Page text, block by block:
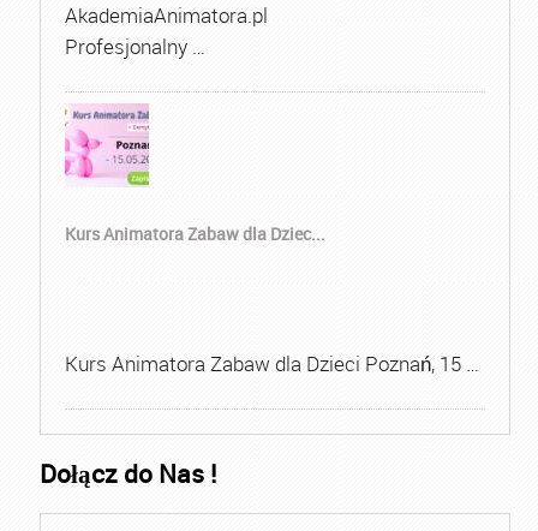
AkademiaAnimatora.pl
Profesjonalny …
Kurs Animatora Zabaw dla Dziec...
Kurs Animatora Zabaw dla Dzieci Poznań, 15 …
Dołącz do Nas !